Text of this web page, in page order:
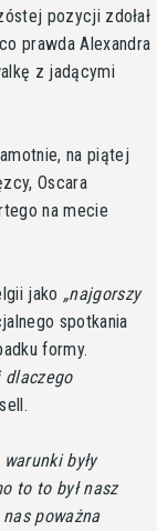
pozycji zdołał
prawda Alexandra
z jadącymi
na piątej
Oscara
na mecie
jako
najgorszy
spotkania
formy.
dlaczego
były
to to był nasz
poważna